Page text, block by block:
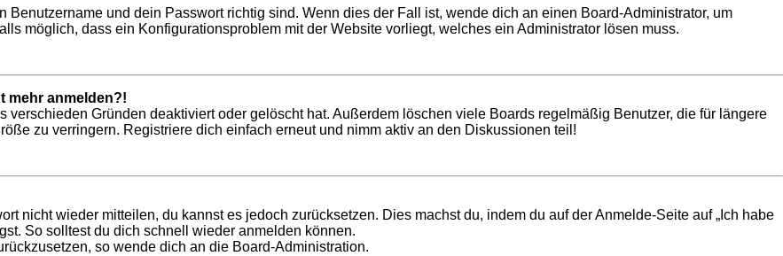
Benutzername und dein Passwort richtig sind. Wenn dies der Fall ist, wende dich an einen Board-Administrator, um
möglich, dass ein Konfigurationsproblem mit der Website vorliegt, welches ein Administrator lösen muss.
mehr anmelden?!
verschieden Gründen deaktiviert oder gelöscht hat. Außerdem löschen viele Boards regelmäßig Benutzer, die für längere
zu verringern. Registriere dich einfach erneut und nimm aktiv an den Diskussionen teil!
nicht wieder mitteilen, du kannst es jedoch zurücksetzen. Dies machst du, indem du auf der Anmelde-Seite auf „Ich habe
So solltest du dich schnell wieder anmelden können.
so wende dich an die Board-Administration.